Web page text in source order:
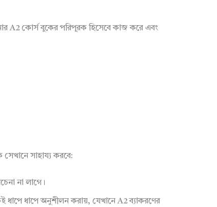
A2 কোর্স বুকের পরিপূরক হিসেবে কাজ করে এবং
সাহায্য করবে:
না লাগে।
ধাপে ধাপে অনুশীলন করায়, যেখানে A2 ব্যাকরণের